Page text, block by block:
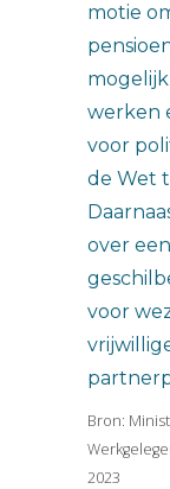
motie
werken
voor
de Wet
over
voor
Bron:
2023